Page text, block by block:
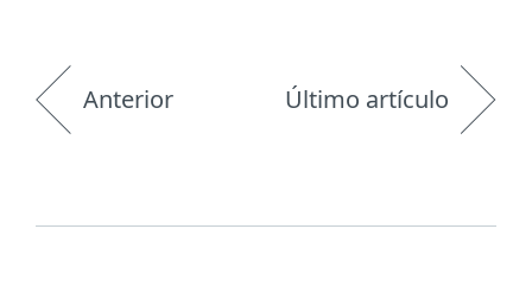
Anterior Último artículo